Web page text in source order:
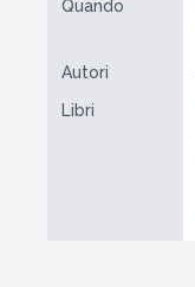
Quando
Autori
Libri